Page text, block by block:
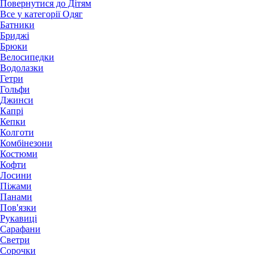
Повернутися до Дітям
Все у категорії Одяг
Батники
Бриджі
Брюки
Велосипедки
Водолазки
Гетри
Гольфи
Джинси
Капрі
Кепки
Колготи
Комбінезони
Костюми
Кофти
Лосини
Піжами
Панами
Пов'язки
Рукавиці
Сарафани
Светри
Сорочки